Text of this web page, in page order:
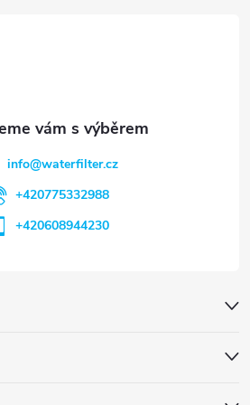
info@waterfilter.cz
+420775332988
+420608944230